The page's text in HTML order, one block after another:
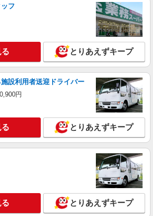
フ
とりあえずキープ
設利用者送迎ドライバー
円
とりあえずキープ
とりあえずキープ